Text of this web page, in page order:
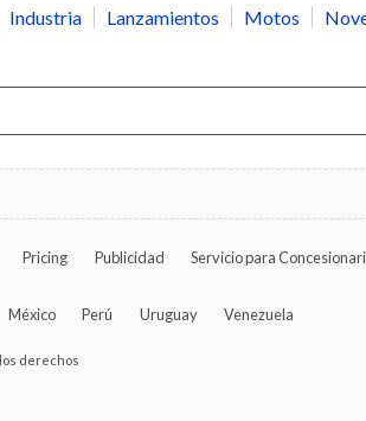
Industria Lanzamientos Motos
Pricing Publicidad Servicio para
México Perú Uruguay Venezuela
los derechos